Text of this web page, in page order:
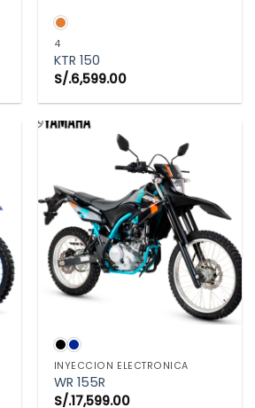
4
KTR 150
S/.6,599.00
INYECCION ELECTRONICA
WR 155R
S/.17,599.00